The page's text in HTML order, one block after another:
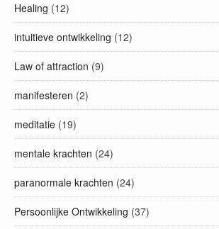
Healing (12)
intuitieve ontwikkeling (12)
Law of attraction (9)
manifesteren (2)
meditatie (19)
mentale krachten (24)
paranormale krachten (24)
Persoonlijke Ontwikkeling (37)